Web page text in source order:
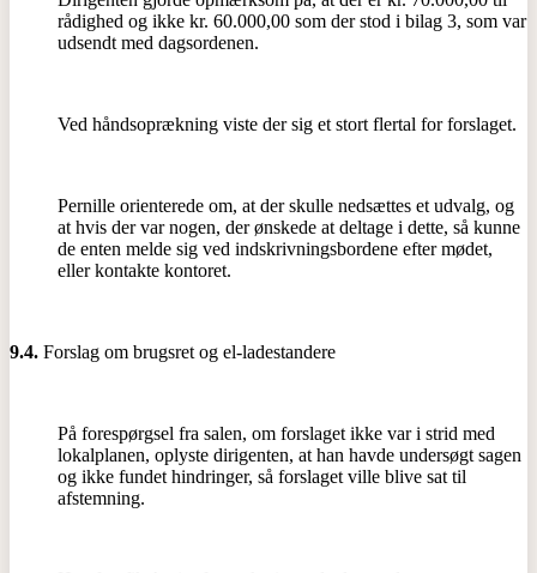
rådighed og ikke kr. 60.000,00 som der stod i bilag 3, som var
udsendt med dagsordenen.
Ved håndsoprækning viste der sig et stort flertal for forslaget.
Pernille orienterede om, at der skulle nedsættes et udvalg, og
at hvis der var nogen, der ønskede at deltage i dette, så kunne
de enten melde sig ved indskrivningsbordene efter mødet,
eller kontakte kontoret.
9.4. Forslag om brugsret og el-ladestandere
På forespørgsel fra salen, om forslaget ikke var i strid med
lokalplanen, oplyste dirigenten, at han havde undersøgt sagen
og ikke fundet hindringer, så forslaget ville blive sat til
afstemning.